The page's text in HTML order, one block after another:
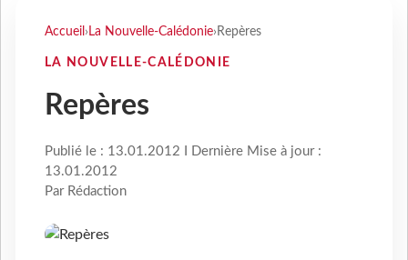
Accueil › La Nouvelle-Calédonie› Repères
LA NOUVELLE-CALÉDONIE
Repères
Publié le : 13.01.2012 I Dernière Mise à jour :
13.01.2012
Par Rédaction